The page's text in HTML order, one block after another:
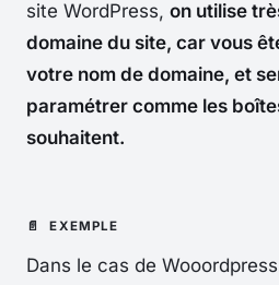
site WordPress, on utilise
domaine du site, car vous
votre nom de domaine, et
paramétrer comme les
souhaitent.
Dans le cas de